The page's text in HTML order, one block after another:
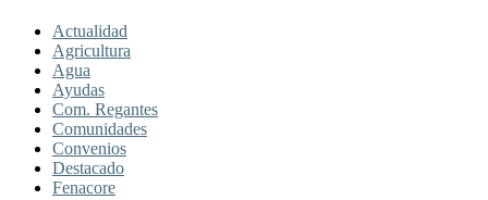
Actualidad
Agricultura
Agua
Ayudas
Com. Regantes
Comunidades
Convenios
Destacado
Fenacore